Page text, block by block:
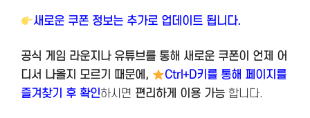
새로운 쿠폰 정보는 추가로 업데이트 됩니다.
공식 게임 라운지나 유튜브를 통해 새로운 쿠폰이 언제 어
디서 나올지 모르기 때문에,
Ctrl+D키를 통해 페이지를
즐겨찾기 후 확인하시면 편리하게 이용 가능 합니다.